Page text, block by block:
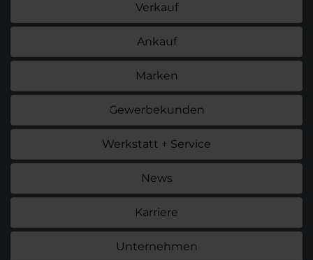
Verkauf
Ankauf
Marken
Gewerbekunden
Werkstatt + Service
News
Karriere
Unternehmen